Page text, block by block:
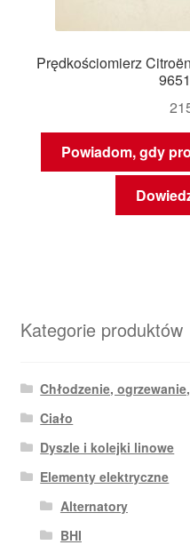
Prędkościomierz
Powiadom, gdy
Kategorie produktów
Chłodzenie,
Ciało
Dyszle i kolejki linowe
Elementy elektryczne
Alternatory
BHI